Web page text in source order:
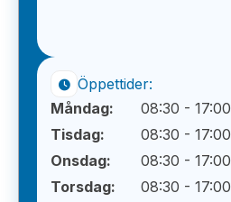
Öppettider:
Måndag:
08:30 - 17:00
Tisdag:
08:30 - 17:00
Onsdag:
08:30 - 17:00
Torsdag:
08:30 - 17:00